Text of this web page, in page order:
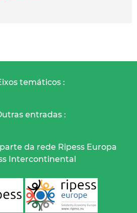
temáticos :
entradas :
da rede Ripess Europa
Intercontinental